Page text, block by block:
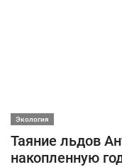
Экология
Таяние льдов
накопленную